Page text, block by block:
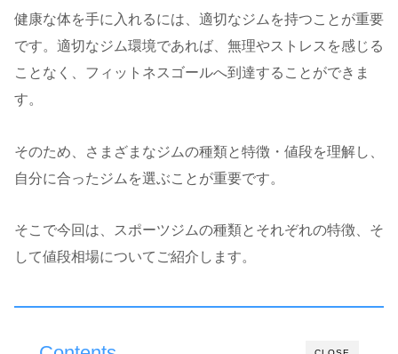
健康な体を手に入れるには、適切なジムを持つことが重要
です。適切なジム環境であれば、無理やストレスを感じる
ことなく、フィットネスゴールへ到達することができま
す。
そのため、さまざまなジムの種類と特徴・値段を理解し、
自分に合ったジムを選ぶことが重要です。
そこで今回は、スポーツジムの種類とそれぞれの特徴、そ
して値段相場についてご紹介します。